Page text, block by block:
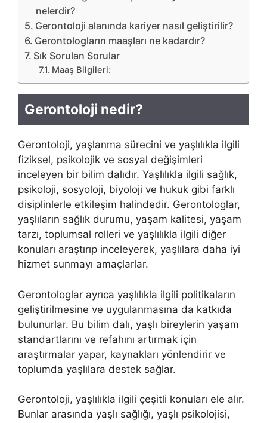
nelerdir?
Gerontoloji alanında kariyer nasıl geliştirilir?
Gerontologların maaşları ne kadardır?
Sık Sorulan Sorular
Maaş Bilgileri:
Gerontoloji nedir?
Gerontoloji, yaşlanma sürecini ve yaşlılıkla ilgili
fiziksel, psikolojik ve sosyal değişimleri
inceleyen bir bilim dalıdır. Yaşlılıkla ilgili sağlık,
psikoloji, sosyoloji, biyoloji ve hukuk gibi farklı
disiplinlerle etkileşim halindedir. Gerontologlar,
yaşlıların sağlık durumu, yaşam kalitesi, yaşam
tarzı, toplumsal rolleri ve yaşlılıkla ilgili diğer
konuları araştırıp inceleyerek, yaşlılara daha iyi
hizmet sunmayı amaçlarlar.
Gerontologlar ayrıca yaşlılıkla ilgili politikaların
geliştirilmesine ve uygulanmasına da katkıda
bulunurlar. Bu bilim dalı, yaşlı bireylerin yaşam
standartlarını ve refahını artırmak için
araştırmalar yapar, kaynakları yönlendirir ve
toplumda yaşlılara destek sağlar.
Gerontoloji, yaşlılıkla ilgili çeşitli konuları ele alır.
Bunlar arasında yaşlı sağlığı, yaşlı psikolojisi,